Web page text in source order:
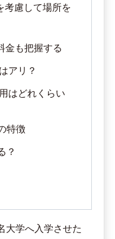
考慮して場所を
金も把握する
アリ？
はどれくらい
特徴
？
大学へ入学させた